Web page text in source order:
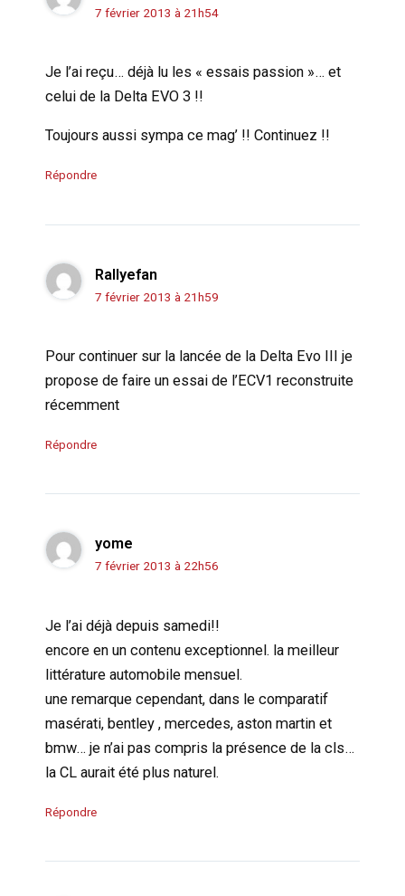
7 février 2013 à 21h54
Je l’ai reçu… déjà lu les « essais passion »… et
celui de la Delta EVO 3 !!
Toujours aussi sympa ce mag’ !! Continuez !!
Répondre
Rallyefan
7 février 2013 à 21h59
Pour continuer sur la lancée de la Delta Evo III je
propose de faire un essai de l’ECV1 reconstruite
récemment
Répondre
yome
7 février 2013 à 22h56
Je l’ai déjà depuis samedi!!
encore en un contenu exceptionnel. la meilleur
littérature automobile mensuel.
une remarque cependant, dans le comparatif
masérati, bentley , mercedes, aston martin et
bmw… je n’ai pas compris la présence de la cls…
la CL aurait été plus naturel.
Répondre